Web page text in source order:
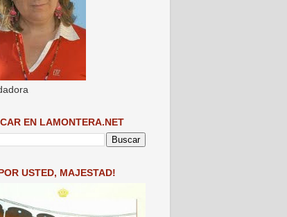
EN LAMONTERA.NET
USTED, MAJESTAD!